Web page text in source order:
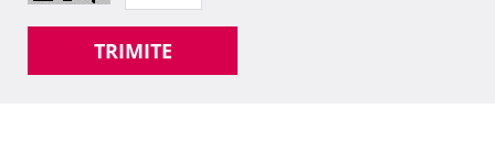
TRIMITE